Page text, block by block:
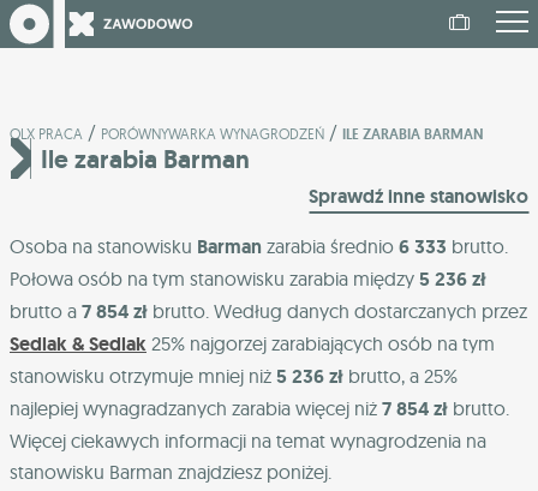
OLX PRACA / PORÓWNYWARKA WYNAGRODZEŃ / ILE ZARABIA BARMAN
Ile zarabia Barman
Sprawdź inne stanowisko
Osoba na stanowisku Barman zarabia średnio 6 333 brutto.
Połowa osób na tym stanowisku zarabia między 5 236 zł
brutto a 7 854 zł brutto. Według danych dostarczanych przez
Sedlak & Sedlak 25% najgorzej zarabiających osób na tym
stanowisku otrzymuje mniej niż 5 236 zł brutto, a 25%
najlepiej wynagradzanych zarabia więcej niż 7 854 zł brutto.
Więcej ciekawych informacji na temat wynagrodzenia na
stanowisku Barman znajdziesz poniżej.